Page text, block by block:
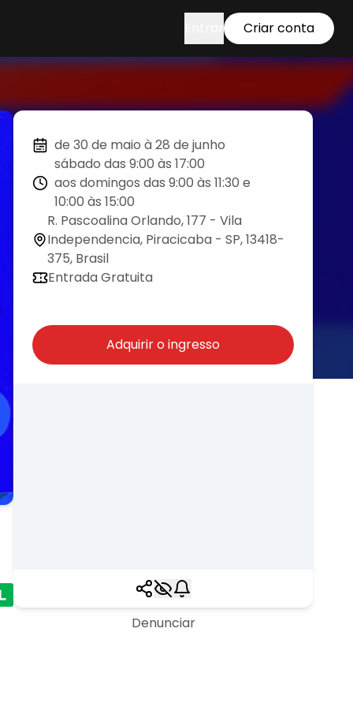
Criar conta
de 30 de maio à 28 de junho
sábado das 9:00 às 17:00
aos domingos das 9:00 às 11:30 e
10:00 às 15:00
R. Pascoalina Orlando, 177 - Vila
Independencia, Piracicaba - SP, 13418-
375, Brasil
Entrada Gratuita
Adquirir o ingresso
Denunciar